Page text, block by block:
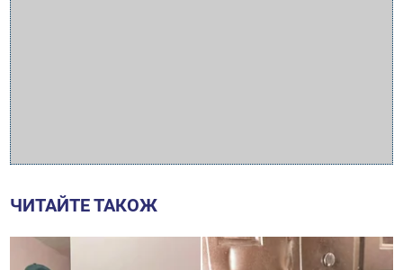
ЧИТАЙТЕ ТАКОЖ